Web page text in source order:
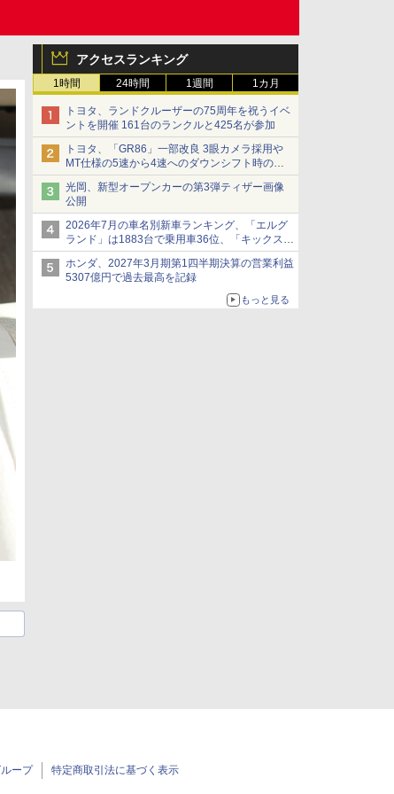
アクセスランキング
1時間 24時間 1週間 1カ月
トヨタ、ランドクルーザーの75周年を祝うイベ
ントを開催 161台のランクルと425名が参加
トヨタ、「GR86」一部改良 3眼カメラ採用や
MT仕様の5速から4速へのダウンシフト時の操
作性向上など
光岡、新型オープンカーの第3弾ティザー画像
公開
2026年7月の車名別新車ランキング、「エルグ
ランド」は1883台で乗用車36位、「キックス」
は2591台で27位に
ホンダ、2027年3月期第1四半期決算の営業利益
5307億円で過去最高を記録
もっと見る
ープ 特定商取引法に基づく表示